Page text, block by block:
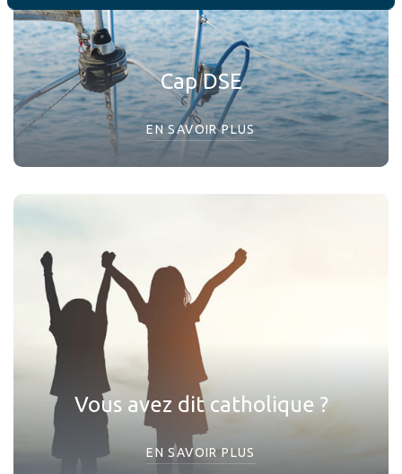
Cap DSE
EN SAVOIR PLUS
Vous avez dit catholique ?
EN SAVOIR PLUS